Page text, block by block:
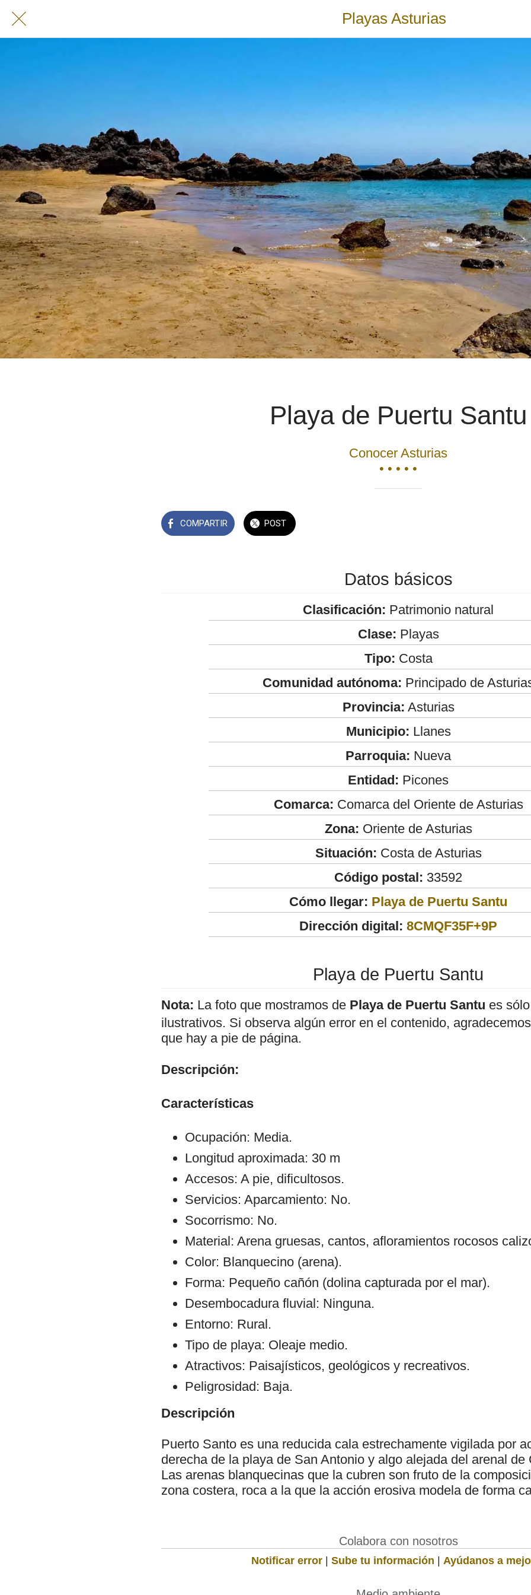
Playas Asturias
Playa de Puertu Santu
Conocer Asturias
• • • • •
COMPARTIR POST
Datos básicos
Clasificación: Patrimonio natural
Clase: Playas
Tipo: Costa
Comunidad autónoma: Principado de
Provincia: Asturias
Municipio: Llanes
Parroquia: Nueva
Entidad: Picones
Comarca: Comarca del Oriente de Asturias
Zona: Oriente de Asturias
Situación: Costa de Asturias
Código postal: 33592
Cómo llegar: Playa de Puertu Santu
Dirección digital: 8CMQF35F+9P
Playa de Puertu Santu
Nota: La foto que mostramos de Playa de Puertu Santu es
ilustrativos. Si observa algún error en el contenido,
que hay a pie de página.
Descripción:
Características
Ocupación: Media.
Longitud aproximada: 30 m
Accesos: A pie, dificultosos.
Servicios: Aparcamiento: No.
Socorrismo: No.
Material: Arena gruesas, cantos, afloramientos rocosos
Color: Blanquecino (arena).
Forma: Pequeño cañón (dolina capturada por el mar).
Desembocadura fluvial: Ninguna.
Entorno: Rural.
Tipo de playa: Oleaje medio.
Atractivos: Paisajísticos, geológicos y recreativos.
Peligrosidad: Baja.
Descripción
Puerto Santo es una reducida cala estrechamente vigilada por
derecha de la playa de San Antonio y algo alejada del arenal de
Las arenas blanquecinas que la cubren son fruto de la
zona costera, roca a la que la acción erosiva modela de forma
Colabora con nosotros
Notificar error | Sube tu información | Ayúdanos a